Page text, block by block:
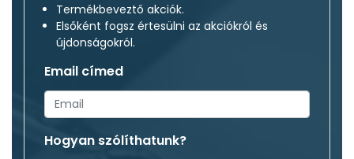
Termékbeveztő akciók.
Elsőként fogsz értesülni az akciókról és
újdonságokról.
Email címed
Hogyan szólíthatunk?